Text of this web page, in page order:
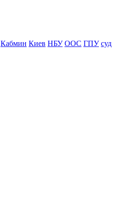
Кабмин Киев НБУ ООС ГПУ суд